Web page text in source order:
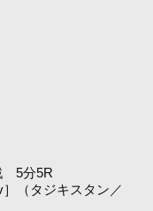
5分5R
（タジキスタン／